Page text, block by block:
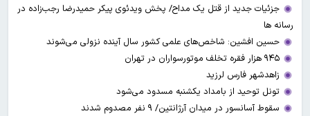
جزئیات جدید از قتل یک مداح/ پخش ویدئوی پیکر حمیدرضا رجب‌زاده در
رسانه ها
حسین افشین: شاخص‌های علمی کشور سال آینده نزولی می‌شوند
۹۴۵ هزار فقره تخلف موتورسواران در تهران
زاهدشهر فارس لرزید
تونل توحید از بامداد یکشنبه مسدود می‌شود
سقوط آسانسور در میدان آرژانتین/ ۹ نفر مصدوم شدند